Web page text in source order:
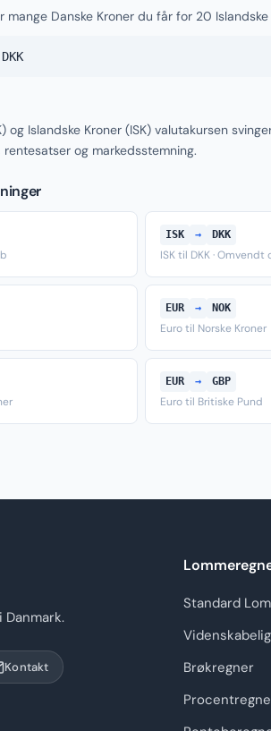
mange Danske Kroner du får for 20 Islandske
og Islandske Kroner (ISK) valutakursen
rentesatser og markedsstemning.
ISK → DKK
ISK til DKK ·
EUR → NOK
Euro til Norske Kroner
EUR → GBP
Euro til Britiske Pund
Kontakt
Standard
Videnskabelig
Brøkregner